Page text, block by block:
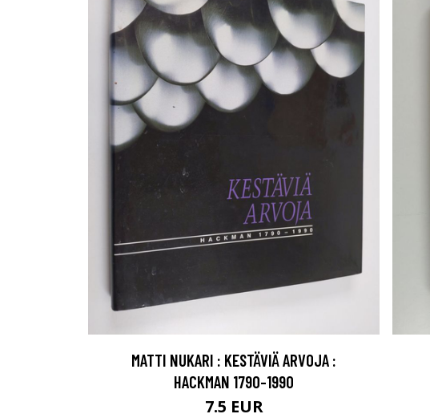
MATTI NUKARI : KESTÄVIÄ ARVOJA :
HACKMAN 1790-1990
7.5 EUR